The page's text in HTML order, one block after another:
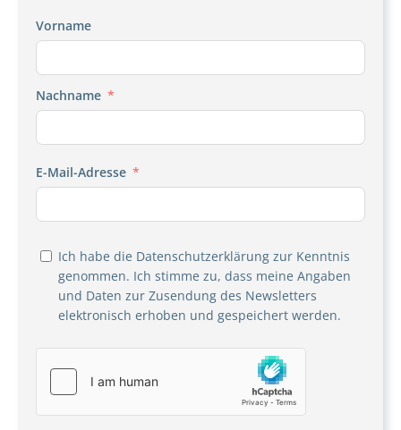
Vorname
Nachname
E-Mail-Adresse
Ich habe die Datenschutzerklärung zur Kenntnis
genommen. Ich stimme zu, dass meine Angaben
und Daten zur Zusendung des Newsletters
elektronisch erhoben und gespeichert werden.